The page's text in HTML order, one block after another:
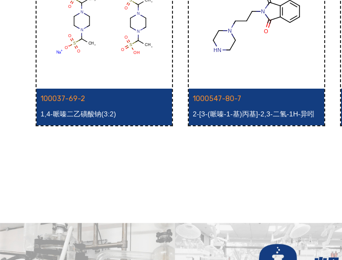
100037-69-2
1,4-哌嗪二乙磺酸钠(3:2)
1000547-80-7
2-[3-(哌嗪-1-基)丙基]-2,3-二氢-1H-异吲
哚-1,3-二酮